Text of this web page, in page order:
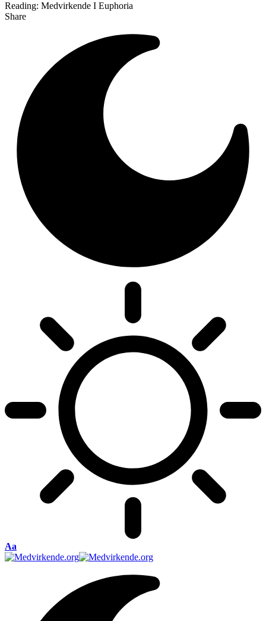
Reading: Medvirkende I Euphoria
Share
Font
Resizer
Aa